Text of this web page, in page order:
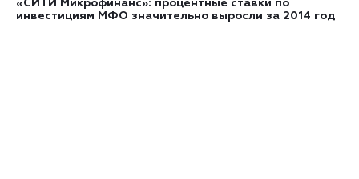
«СИТИ Микрофинанс»: процентные ставки по
инвестициям МФО значительно выросли за 2014 год